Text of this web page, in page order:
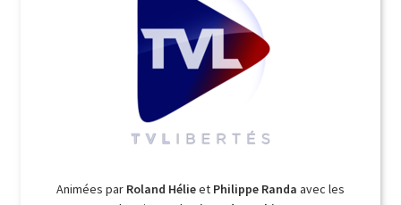
Animées par Roland Hélieet Philippe Randa avec les